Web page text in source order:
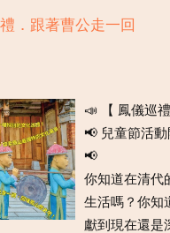
．跟著曹公走一回
📣 【 鳳儀巡
📢 兒童節活
📢
你知道在清代
生活嗎？你知
獻到現在還是